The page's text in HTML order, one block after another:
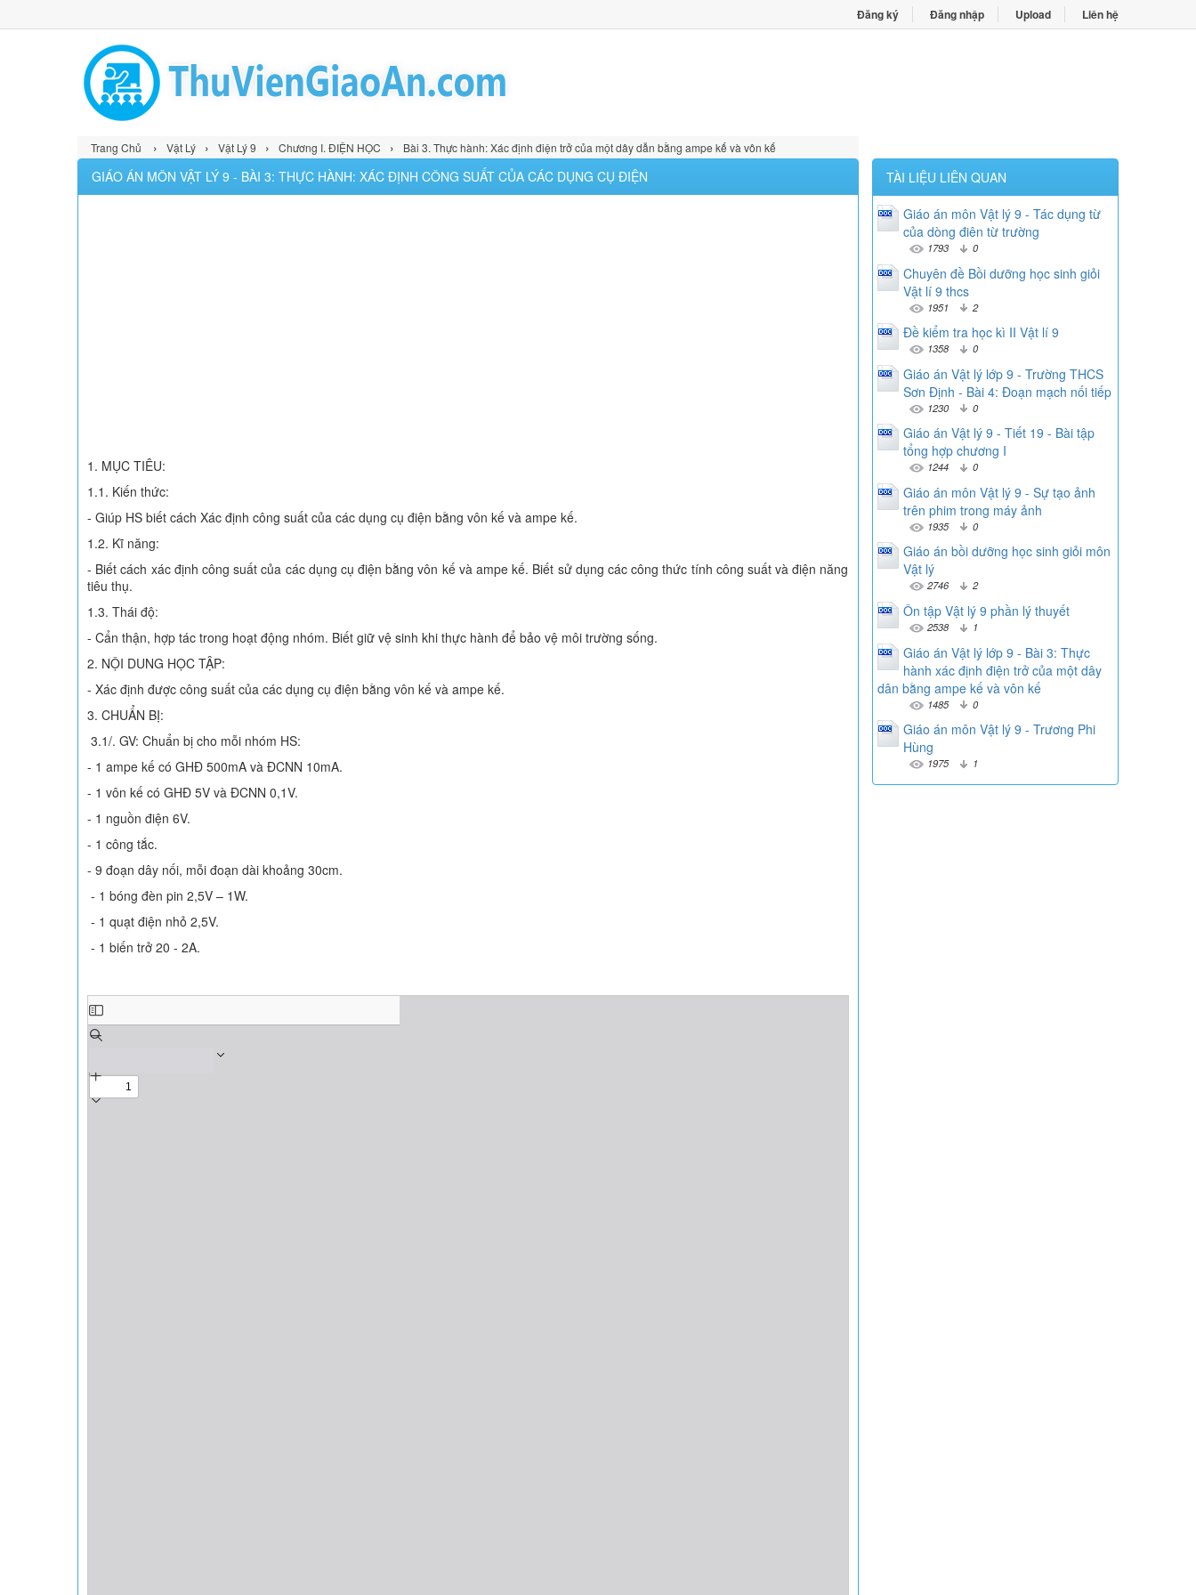
Đăng ký Đăng nhập Upload Liên hệ
Trang Chủ › Vật Lý › Vật Lý 9 › Chương I. ĐIỆN HỌC › Bài 3. Thực hành: Xác định điện trở của một dây dẫn bằng ampe kế và vôn kế
GIÁO ÁN MÔN VẬT LÝ 9 - BÀI 3: THỰC HÀNH: XÁC ĐỊNH CÔNG SUẤT CỦA CÁC DỤNG CỤ ĐIỆN
1. MỤC TIÊU:
1.1. Kiến thức:
- Giúp HS biết cách Xác định công suất của các dụng cụ điện bằng vôn kế và ampe kế.
1.2. Kĩ năng:
- Biết cách xác định công suất của các dụng cụ điện bằng vôn kế và ampe kế. Biết sử dụng các công thức tính công suất và điện năng
tiêu thụ.
1.3. Thái độ:
- Cẩn thận, hợp tác trong hoạt động nhóm. Biết giữ vệ sinh khi thực hành để bảo vệ môi trường sống.
2. NỘI DUNG HỌC TẬP:
- Xác định được công suất của các dụng cụ điện bằng vôn kế và ampe kế.
3. CHUẨN BỊ:
3.1/. GV: Chuẩn bị cho mỗi nhóm HS:
- 1 ampe kế có GHĐ 500mA và ĐCNN 10mA.
- 1 vôn kế có GHĐ 5V và ĐCNN 0,1V.
- 1 nguồn điện 6V.
- 1 công tắc.
- 9 đoạn dây nối, mỗi đoạn dài khoảng 30cm.
- 1 bóng đèn pin 2,5V – 1W.
- 1 quạt điện nhỏ 2,5V.
- 1 biến trở 20 - 2A.
TÀI LIỆU LIÊN QUAN
Giáo án môn Vật lý 9 - Tác dụng từ
của dòng điên từ trường
1793 0
Chuyên đề Bồi dưỡng học sinh giỏi
Vật lí 9 thcs
1951 2
Đề kiểm tra học kì II Vật lí 9
1358 0
Giáo án Vật lý lớp 9 - Trường THCS
Sơn Định - Bài 4: Đoạn mạch nối tiếp
1230 0
Giáo án Vật lý 9 - Tiết 19 - Bài tập
tổng hợp chương I
1244 0
Giáo án môn Vật lý 9 - Sự tạo ảnh
trên phim trong máy ảnh
1935 0
Giáo án bồi dưỡng học sinh giỏi môn
Vật lý
2746 2
Ôn tập Vật lý 9 phần lý thuyết
2538 1
Giáo án Vật lý lớp 9 - Bài 3: Thực
hành xác định điện trở của một dây
dân bằng ampe kế và vôn kế
1485 0
Giáo án môn Vật lý 9 - Trương Phi
Hùng
1975 1